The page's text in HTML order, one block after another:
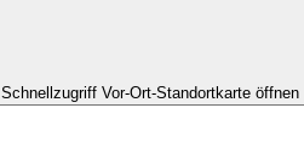
Schnellzugriff Vor-Ort-Standortkarte öffnen